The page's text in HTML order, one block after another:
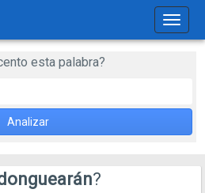
de
esta palabra?
Analizar
?